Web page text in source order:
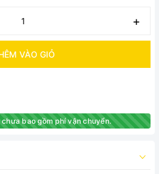
+
VÀO GIỎ
chưa bao gồm phí vận chuyển.